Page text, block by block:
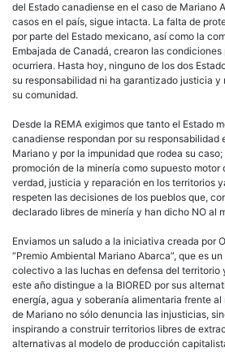
del Estado canadiense en el caso de Mariano
casos en el país, sigue intacta. La falta de
por parte del Estado mexicano, así como la
Embajada de Canadá, crearon las
ocurriera. Hasta hoy, ninguno de los dos
su responsabilidad ni ha garantizado justicia y
su comunidad.
Desde la REMA exigimos que tanto el Estado
canadiense respondan por su responsabilidad
Mariano y por la impunidad que rodea su
promoción de la minería como supuesto motor
verdad, justicia y reparación en los territorios
respeten las decisiones de los pueblos que,
declarado libres de minería y han dicho NO al
Enviamos un saludo a la iniciativa creada por
“Premio Ambiental Mariano Abarca”, que es
colectivo a las luchas en defensa del territorio
este año distingue a la BIORED por sus
energía, agua y soberanía alimentaria frente
de Mariano no sólo denuncia las injusticias,
inspirando a construir territorios libres de
alternativas al modelo de producción